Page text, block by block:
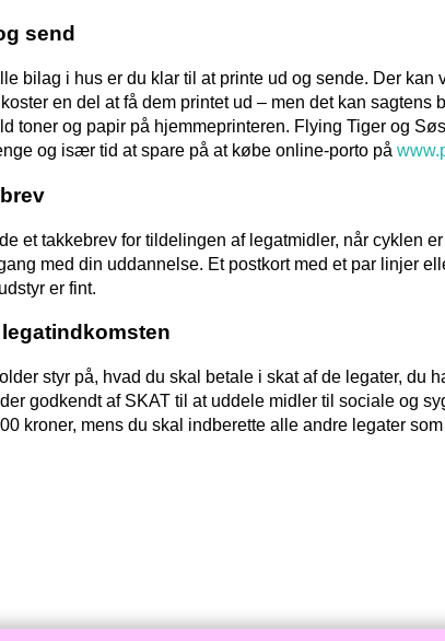
send
bilag i hus er du klar til at printe ud og sende. Der kan
en del at få dem printet ud – men det kan sagtens
toner og papir på hjemmeprinteren. Flying Tiger og
og især tid at spare på at købe online-porto på
et takkebrev for tildelingen af legatmidler, når cyklen
med din uddannelse. Et postkort med et par linjer
er fint.
styr på, hvad du skal betale i skat af de legater, du
godkendt af SKAT til at uddele midler til sociale og
kroner, mens du skal indberette alle andre legater